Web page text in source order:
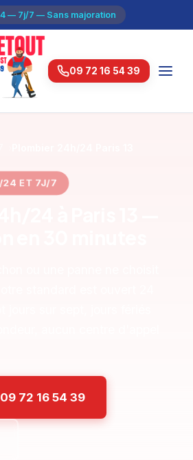
— 7j/7 — Sans majoration
09 72 16 54 39
24 ET 7J/7
72 16 54 39